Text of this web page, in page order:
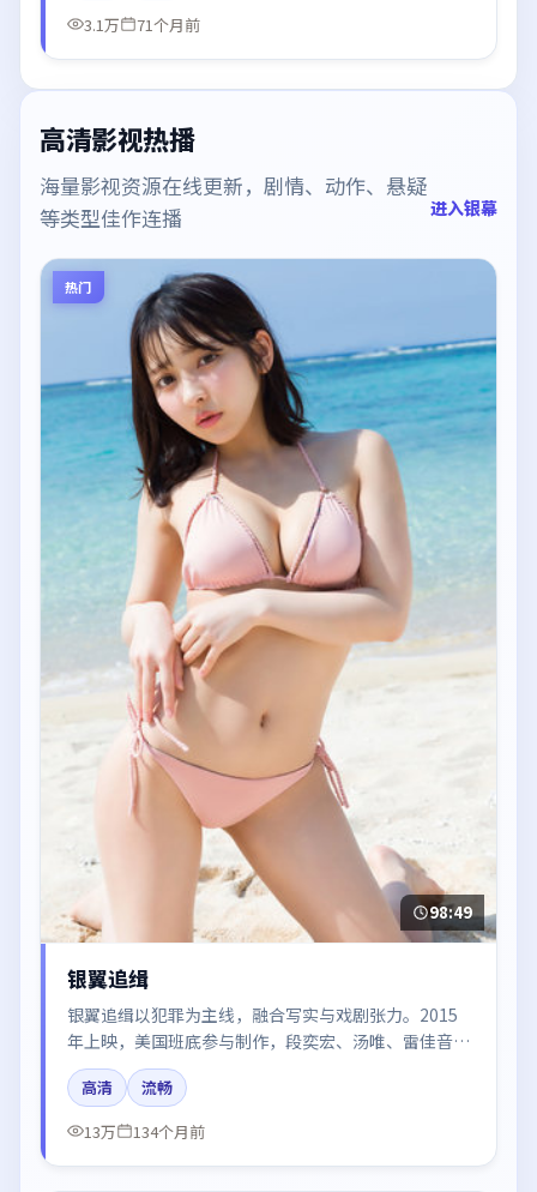
3.1万
71个月前
高清影视热播
海量影视资源在线更新，剧情、动作、悬疑
等类型佳作连播
进入银幕
热门
98:49
银翼追缉
银翼追缉以犯罪为主线，融合写实与戏剧张力。2015
年上映，美国班底参与制作，段奕宏、汤唯、雷佳音、
木村拓哉、朱一龙在片中呈现细腻表演，影像风格统
一，配乐与剪辑强化了情绪曲线。
高清
流畅
13万
134个月前